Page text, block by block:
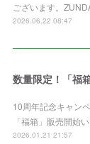
ございます。
2026.06.22 08:47
10周年記念キャン
「福箱」販売開始
2026.01.21 21:57